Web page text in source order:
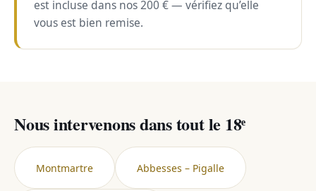
est incluse dans nos 200 € — vérifiez qu’elle
vous est bien remise.
Nous intervenons dans tout le 18ᵉ
Montmartre Abbesses – Pigalle